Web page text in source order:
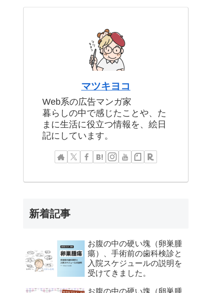
マツキヨコ
Web系の広告マンガ家
暮らしの中で感じたことや、た
まに生活に役立つ情報を、絵日
記にしています。
新着記事
お腹の中の硬い塊（卵巣腫
瘍）、手術前の歯科検診と
入院スケジュールの説明を
受けてきました。